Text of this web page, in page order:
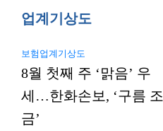
업계기상도
보험업계기상도
8월 첫째 주 ‘맑음’ 우
세…한화손보, ‘구름 조
금’